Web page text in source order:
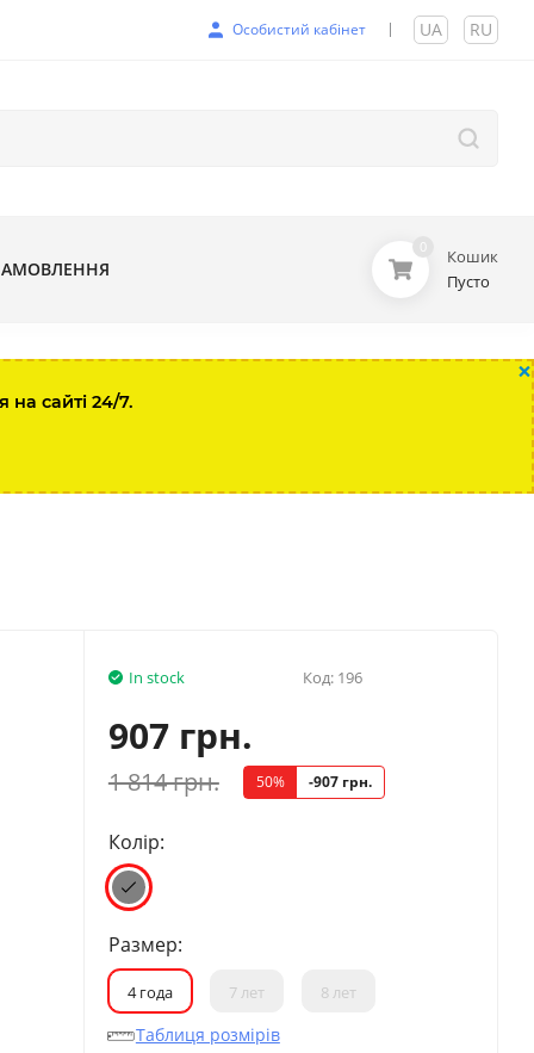
Особистий кабінет UA RU
0
Кошик
Пусто
×
сайті 24/7.
In stock Код: 196
907 грн.
1 814 грн. 50% -907 грн.
Колір:
Размер:
4 года 7 лет 8 лет
Таблиця розмірів